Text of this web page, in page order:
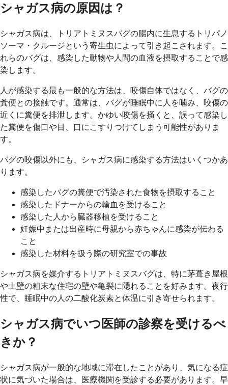
シャガス病の原因は？
シャガス病は、トリアトミヌスバグの腸内に生息するトリパノ
ソーマ・クルージという寄生虫によって引き起こされます。こ
れらのバグは、感染した動物や人間の血液を摂取することで感
染します。
人が感染する最も一般的な方法は、咬傷自体ではなく、バグの
糞便との接触です。通常は、バグが睡眠中に人を噛み、咬傷の
近くに糞便を排泄します。かゆい咬傷を掻くと、誤って感染し
た糞便を傷口や目、口にこすりつけてしまう可能性がありま
す。
バグの咬傷以外にも、シャガス病に感染する方法はいくつかあ
ります。
感染したバグの糞便で汚染された食物を摂取すること
感染したドナーからの輸血を受けること
感染した人から臓器移植を受けること
妊娠中または出産時に母親から赤ちゃんに感染が伝わる
こと
感染した材料を扱う際の研究室での事故
シャガス病を媒介するトリアトミヌスバグは、特に茅葺き屋根
や土壁の粗末な住宅の壁や亀裂に隠れることを好みます。夜行
性で、睡眠中の人の二酸化炭素と体温に引き寄せられます。
シャガス病でいつ医師の診察を受けるべ
きか？
シャガス病が一般的な地域に滞在したことがあり、気になる症
状に気づいた場合は、医療機関を受診する必要があります。早